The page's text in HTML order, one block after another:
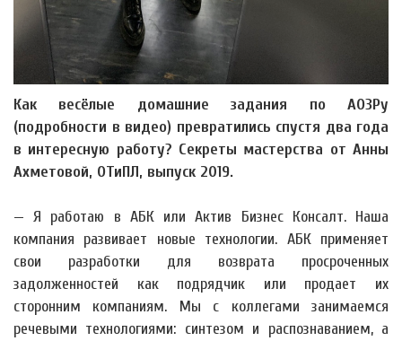
Как весёлые домашние задания по АОЗРу
(подробности в видео) превратились спустя два года
в интересную работу? Секреты мастерства от Анны
Ахметовой, ОТиПЛ, выпуск 2019.
— Я работаю в АБК или Актив Бизнес Консалт. Наша
компания развивает новые технологии. АБК применяет
свои разработки для возврата просроченных
задолженностей как подрядчик или продает их
сторонним компаниям. Мы с коллегами занимаемся
речевыми технологиями: синтезом и распознаванием, а